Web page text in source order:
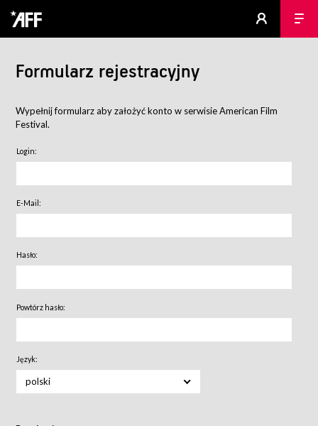
Formularz rejestracyjny
Wypełnij formularz aby założyć konto w serwisie American Film
Festival.
Login:
E-Mail:
Hasło:
Powtórz hasło:
Język:
polski